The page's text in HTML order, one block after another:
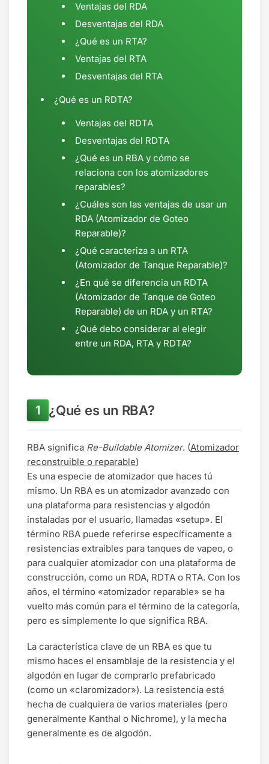
Ventajas del RDA
Desventajas del RDA
¿Qué es un RTA?
Ventajas del RTA
Desventajas del RTA
¿Qué es un RDTA?
Ventajas del RDTA
Desventajas del RDTA
¿Qué es un RBA y cómo se
relaciona con los atomizadores
reparables?
¿Cuáles son las ventajas de usar un
RDA (Atomizador de Goteo
Reparable)?
¿Qué caracteriza a un RTA
(Atomizador de Tanque Reparable)?
¿En qué se diferencia un RDTA
(Atomizador de Tanque de Goteo
Reparable) de un RDA y un RTA?
¿Qué debo considerar al elegir
entre un RDA, RTA y RDTA?
¿Qué es un RBA?
RBA significa Re-Buildable Atomizer. (Atomizador
reconstruible o reparable)
Es una especie de atomizador que haces tú
mismo. Un RBA es un atomizador avanzado con
una plataforma para resistencias y algodón
instaladas por el usuario, llamadas «setup». El
término RBA puede referirse específicamente a
resistencias extraíbles para tanques de vapeo, o
para cualquier atomizador con una plataforma de
construcción, como un RDA, RDTA o RTA. Con los
años, el término «atomizador reparable» se ha
vuelto más común para el término de la categoría,
pero es simplemente lo que significa RBA.
La característica clave de un RBA es que tu
mismo haces el ensamblaje de la resistencia y el
algodón en lugar de comprarlo prefabricado
(como un «claromizador»). La resistencia está
hecha de cualquiera de varios materiales (pero
generalmente Kanthal o Nichrome), y la mecha
generalmente es de algodón.